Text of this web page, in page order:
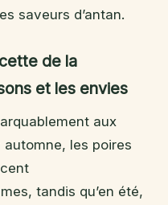
saveurs d’antan.
de la
et les envies
aux
les poires
tandis qu’en été,